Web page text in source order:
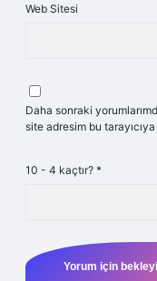
Web Sitesi
Daha sonraki
site adresim bu
10 - 4 kaçtır? *